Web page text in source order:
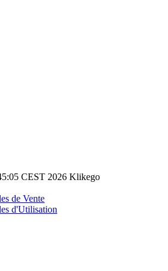
CEST 2026 Klikego
de Vente
d'Utilisation